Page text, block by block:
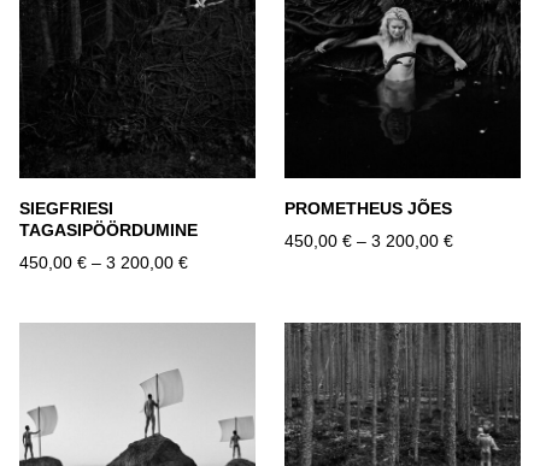
SIEGFRIESI
TAGASIPÖÖRDUMINE
450,00 € – 3 200,00 €
PROMETHEUS JÕES
450,00 € – 3 200,00 €